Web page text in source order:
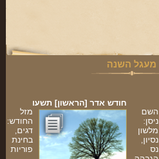
מעגל השנה
חודש אדר [הראשון] תשעו
מזל
החודש:
דגים,
בחינת
פוריות
השם
ניסן:
מלשון
נסיון,
נס